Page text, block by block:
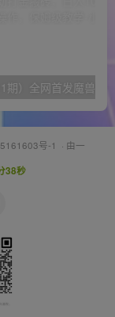
号-1 · 由一
38秒